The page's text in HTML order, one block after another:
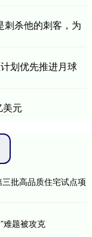
刺杀他的刺客，为
划优先推进月球
元
批高品质住宅试点项
难题被攻克